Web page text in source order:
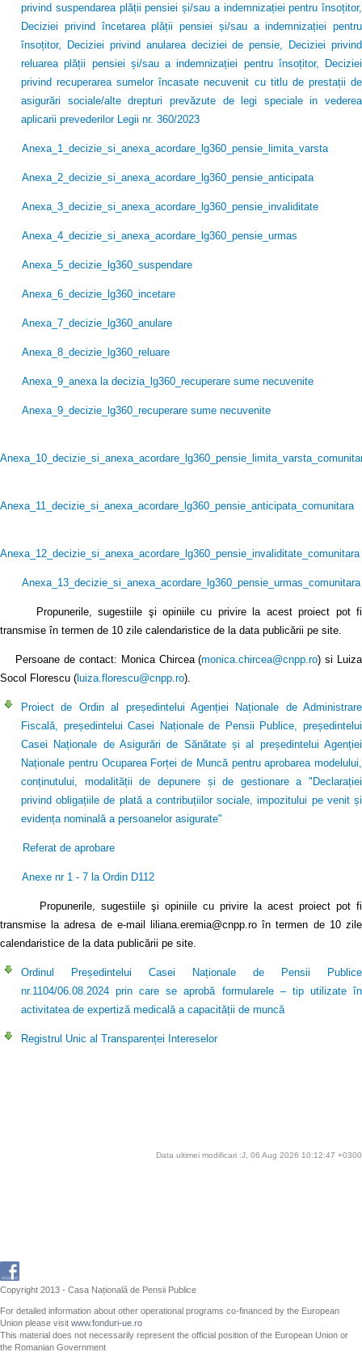
privind suspendarea plății pensiei și/sau a indemnizației pentru însoțitor,
Deciziei privind încetarea plății pensiei și/sau a indemnizației pentru
însoțitor, Deciziei privind anularea deciziei de pensie, Deciziei privind
reluarea plății pensiei și/sau a indemnizației pentru însoțitor, Deciziei
privind recuperarea sumelor încasate necuvenit cu titlu de prestații de
asigurări sociale/alte drepturi prevăzute de legi speciale in vederea
aplicarii prevederilor Legii nr. 360/2023
Anexa_1_decizie_si_anexa_acordare_lg360_pensie_limita_varsta
Anexa_2_decizie_si_anexa_acordare_lg360_pensie_anticipata
Anexa_3_decizie_si_anexa_acordare_lg360_pensie_invaliditate
Anexa_4_decizie_si_anexa_acordare_lg360_pensie_urmas
Anexa_5_decizie_lg360_suspendare
Anexa_6_decizie_lg360_incetare
Anexa_7_decizie_lg360_anulare
Anexa_8_decizie_lg360_reluare
Anexa_9_anexa la decizia_lg360_recuperare sume necuvenite
Anexa_9_decizie_lg360_recuperare sume necuvenite
Anexa_11_decizie_si_anexa_acordare_lg360_pensie_anticipata_comunitara
Anexa_12_decizie_si_anexa_acordare_lg360_pensie_invaliditate_comunitara
Anexa_13_decizie_si_anexa_acordare_lg360_pensie_urmas_comunitara
Propunerile, sugestiile şi opiniile cu privire la acest proiect pot fi
transmise în termen de 10 zile calendaristice de la data publicării pe site.
Persoane de contact: Monica Chircea (monica.chircea@cnpp.ro) si Luiza
Socol Florescu ( luiza.florescu@cnpp.ro).
Proiect de Ordin al președintelui Agenției Naționale de Administrare
Fiscală, președintelui Casei Naționale de Pensii Publice, președintelui
Casei Naționale de Asigurări de Sănătate și al președintelui Agenției
Naționale pentru Ocuparea Forței de Muncă pentru aprobarea modelului,
conținutului, modalității de depunere și de gestionare a "Declarației
privind obligațiile de plată a contribuțiilor sociale, impozitului pe venit și
evidența nominală a persoanelor asigurate"
Referat de aprobare
Anexe nr 1 - 7 la Ordin D112
Propunerile, sugestiile şi opiniile cu privire la acest proiect pot fi
transmise la adresa de e-mail liliana.eremia@cnpp.ro în termen de 10 zile
calendaristice de la data publicării pe site.
Ordinul Președintelui Casei Naționale de Pensii Publice
nr.1104/06.08.2024 prin care se aprobă formularele – tip utilizate în
activitatea de expertiză medicală a capacității de muncă
Registrul Unic al Transparenței Intereselor
Data ultimei modificari :J, 06 Aug 2026 10:12:47 +0300
Copyright 2013 - Casa Națională de Pensii Publice
For detailed information about other operational programs co-financed by the European
Union please visit www.fonduri-ue.ro
This material does not necessarily represent the official position of the European Union or
the Romanian Government